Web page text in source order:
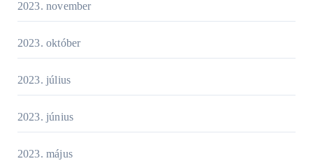
2023. november
2023. október
2023. július
2023. június
2023. május